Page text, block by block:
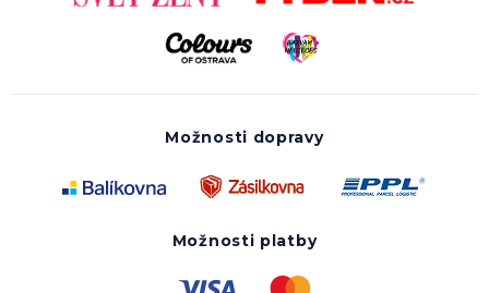
Možnosti dopravy
Možnosti platby